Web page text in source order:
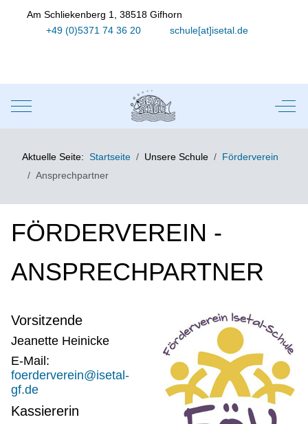
Am Schliekenberg 1, 38518 Gifhorn
+49 (0)5371 74 36 20
schule[at]isetal.de
Mobile Menu Toggle Off-
Aktuelle Seite:Startseite Unsere Schule
Förderverein
Ansprechpartner
FÖRDERVEREIN -
ANSPRECHPARTNER
Vorsitzende
Jeanette Heinicke
E-Mail:
foerderverein@isetal-
gf.de
Kassiererin